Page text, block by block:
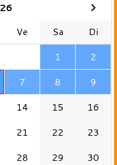
Ve Sa
Di
1
2
7 8
9
14 15
16
21 22
23
28 29
30